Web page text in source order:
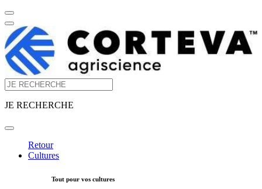
JE RECHERCHE
Retour
Cultures
Tout pour vos cultures